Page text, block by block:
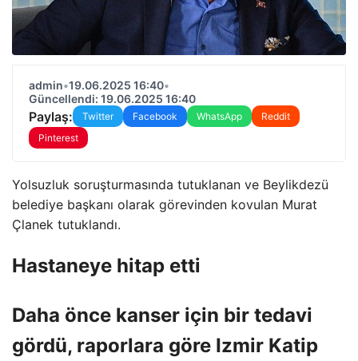
admin•19.06.2025 16:40•
Güncellendi: 19.06.2025 16:40
Paylaş: Twitter Facebook WhatsApp
Reddit
Pinterest
Yolsuzluk soruşturmasında tutuklanan ve Beylikdezü
belediye başkanı olarak görevinden kovulan Murat
Çlanek tutuklandı.
Hastaneye hitap etti
Daha önce kanser için bir tedavi
gördü, raporlara göre Izmir Katip